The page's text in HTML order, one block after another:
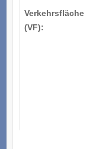
Verkehrsfläche
(VF):